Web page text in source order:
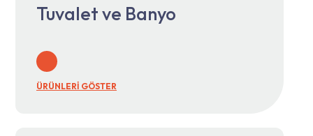
Tuvalet ve Banyo
ÜRÜNLERİ GÖSTER